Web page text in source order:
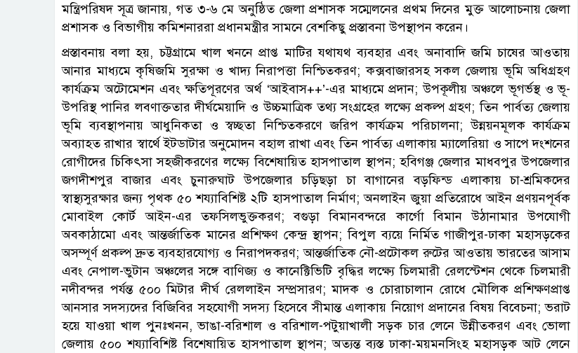
মন্ত্রিপরিষদ সূত্র জানায়, গত ৩-৬ মে অনুষ্ঠিত জেলা প্রশাসক সম্মেলনের প্রথম দিনের মুক্ত আলোচনায় জেলা
প্রশাসক ও বিভাগীয় কমিশনাররা প্রধানমন্ত্রীর সামনে বেশকিছু প্রস্তাবনা উপস্থাপন করেন।
প্রস্তাবনায় বলা হয়, চট্টগ্রামে খাল খননে প্রাপ্ত মাটির যথাযথ ব্যবহার এবং অনাবাদি জমি চাষের আওতায়
আনার মাধ্যমে কৃষিজমি সুরক্ষা ও খাদ্য নিরাপত্তা নিশ্চিতকরণ; কক্সবাজারসহ সকল জেলায় ভূমি অধিগ্রহণ
কার্যক্রম অটোমেশন এবং ক্ষতিপূরণের অর্থ ‘আইবাস++’-এর মাধ্যমে প্রদান; উপকূলীয় অঞ্চলে ভূগর্ভস্থ ও ভূ-
উপরিস্থ পানির লবণাক্ততার দীর্ঘমেয়াদি ও উচ্চমাত্রিক তথ্য সংগ্রহের লক্ষ্যে প্রকল্প গ্রহণ; তিন পার্বত্য জেলায়
ভূমি ব্যবস্থাপনায় আধুনিকতা ও স্বচ্ছতা নিশ্চিতকরণে জরিপ কার্যক্রম পরিচালনা; উন্নয়নমূলক কার্যক্রম
অব্যাহত রাখার স্বার্থে ইটডাটার অনুমোদন বহাল রাখা এবং তিন পার্বত্য এলাকায় ম্যালেরিয়া ও সাপে দংশনের
রোগীদের চিকিৎসা সহজীকরণের লক্ষ্যে বিশেষায়িত হাসপাতাল স্থাপন; হবিগঞ্জ জেলার মাধবপুর উপজেলার
জগদীশপুর বাজার এবং চুনারুঘাট উপজেলার চড়িছড়া চা বাগানের বড়ফিন্ড এলাকায় চা-শ্রমিকদের
স্বাস্থ্যসুরক্ষার জন্য পৃথক ৫০ শয্যাবিশিষ্ট ২টি হাসপাতাল নির্মাণ; অনলাইন জুয়া প্রতিরোধে আইন প্রণয়নপূর্বক
মোবাইল কোর্ট আইন-এর তফসিলভুক্তকরণ; বগুড়া বিমানবন্দরে কার্গো বিমান উঠানামার উপযোগী
অবকাঠামো এবং আন্তর্জাতিক মানের প্রশিক্ষণ কেন্দ্র স্থাপন; বিপুল ব্যয়ে নির্মিত গাজীপুর-ঢাকা মহাসড়কের
অসম্পূর্ণ প্রকল্প দ্রুত ব্যবহারযোগ্য ও নিরাপদকরণ; আন্তর্জাতিক নৌ-প্রটোকল রুটের আওতায় ভারতের আসাম
এবং নেপাল-ভুটান অঞ্চলের সঙ্গে বাণিজ্য ও কানেক্টিভিটি বৃদ্ধির লক্ষ্যে চিলমারী রেলস্টেশন থেকে চিলমারী
নদীবন্দর পর্যন্ত ৫০০ মিটার দীর্ঘ রেললাইন সম্প্রসারণ; মাদক ও চোরাচালান রোধে মৌলিক প্রশিক্ষণপ্রাপ্ত
আনসার সদস্যদের বিজিবির সহযোগী সদস্য হিসেবে সীমান্ত এলাকায় নিয়োগ প্রদানের বিষয় বিবেচনা; ভরাট
হয়ে যাওয়া খাল পুনঃখনন, ভাঙা-বরিশাল ও বরিশাল-পটুয়াখালী সড়ক চার লেনে উন্নীতকরণ এবং ভোলা
জেলায় ৫০০ শয্যাবিশিষ্ট বিশেষায়িত হাসপাতাল স্থাপন; অত্যন্ত ব্যস্ত ঢাকা-ময়মনসিংহ মহাসড়ক আট লেনে